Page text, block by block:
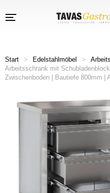
Start > Edelstahlmöbel >
Arbeitsschrank mit
Zwischenboden | Bautiefe 800mm |